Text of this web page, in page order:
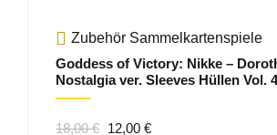
Zubehör Sammelkartenspiele
Goddess of Victory: Nikke –
Nostalgia ver. Sleeves Hüllen Vol.
18,00€ Ursprünglicher
12,00 €Aktueller